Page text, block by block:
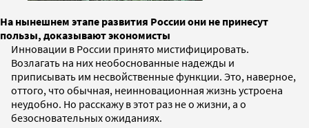
На нынешнем этапе развития России они не принесут
пользы, доказывают экономисты
Инновации в России принято мистифицировать.
Возлагать на них необоснованные надежды и
приписывать им несвойственные функции. Это, наверное,
оттого, что обычная, неинновационная жизнь устроена
неудобно. Но расскажу в этот раз не о жизни, а о
безосновательных ожиданиях.